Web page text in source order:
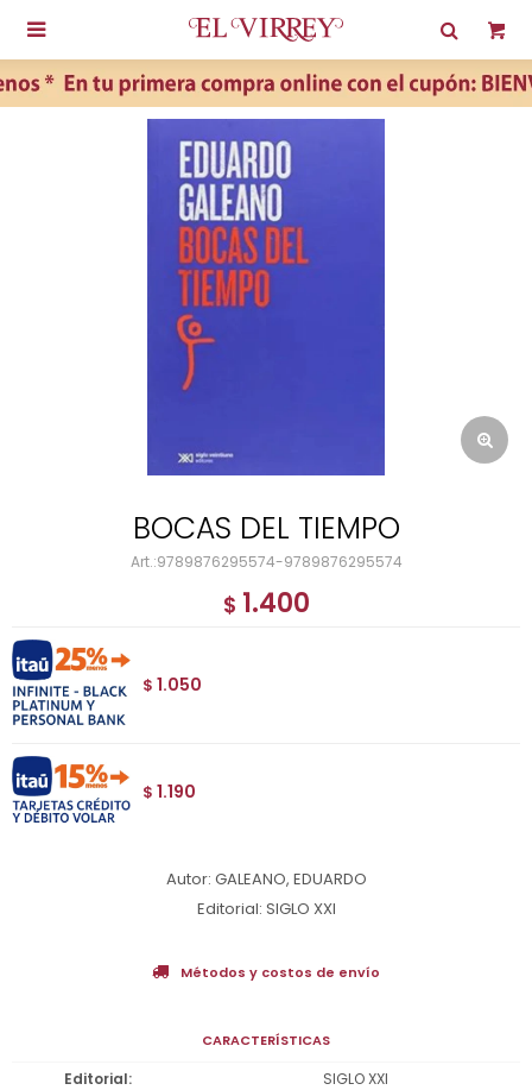

BOCAS DEL TIEMPO
9789876295574-9789876295574
$ 1.400
$ 1.050
$ 1.190
Autor: GALEANO, EDUARDO
Editorial: SIGLO XXI
Métodos y costos de envío
CARACTERÍSTICAS
Editorial
SIGLO XXI